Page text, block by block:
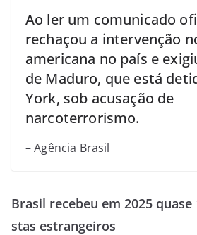
Ao ler um comunicado
rechaçou a intervenção
americana no país e
de Maduro, que está
York, sob acusação de
narcoterrorismo.
– Agência Brasil
Brasil recebeu em 2025
stas estrangeiros